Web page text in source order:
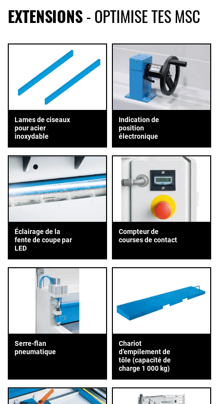
EXTENSIONS- OPTIMISE TES MSC
Lames de ciseaux
pour acier
inoxydable
Indication de
position
électronique
Éclairage de la
fente de coupe par
LED
Compteur de
courses de contact
Serre-flan
pneumatique
Chariot
d’empilement de
tôle (capacité de
charge 1 000 kg)